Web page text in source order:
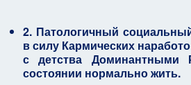
2. Патологичный
в силу Кармических
с детства Доминантными
состоянии нормально жить.